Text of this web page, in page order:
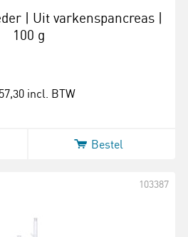
| Uit varkenspancreas |
100 g
incl. BTW
Bestel
103387